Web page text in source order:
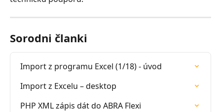
Sorodni članki
Import z programu Excel (1/18) - úvod
Import z Excelu – desktop
PHP XML zápis dát do ABRA Flexi